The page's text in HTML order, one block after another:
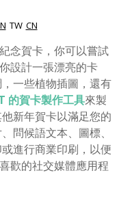
TW CN
念賀卡，你可以嘗試
設計一張漂亮的卡
一些植物插圖，還有
的賀卡製作工具來製
新年賀卡以滿足您的
問候語文本、圖標、
進行商業印刷，以便
歡的社交媒體應用程